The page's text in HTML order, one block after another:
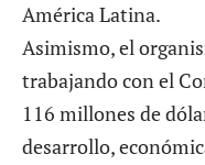
América Latina.
Asimismo, el
trabajando con el
116 millones de
desarrollo,